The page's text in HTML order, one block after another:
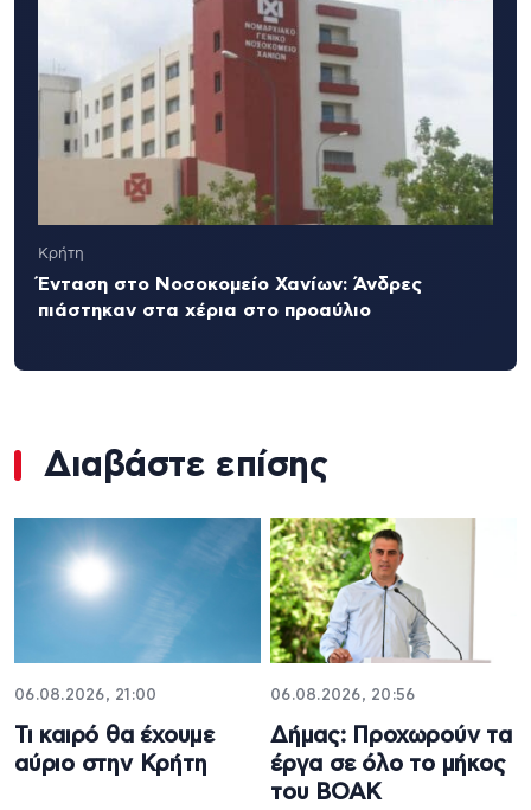
Κρήτη
Ένταση στο Νοσοκομείο Χανίων: Άνδρες
πιάστηκαν στα χέρια στο προαύλιο
Διαβάστε επίσης
06.08.2026, 21:00
Τι καιρό θα έχουμε
αύριο στην Κρήτη
06.08.2026, 20:56
Δήμας: Προχωρούν τα
έργα σε όλο το μήκος
του ΒΟΑΚ